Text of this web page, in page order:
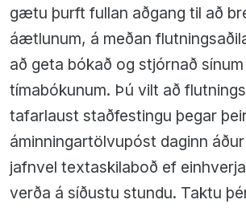
gætu þurft fullan aðgang til að
áætlunum, á meðan
að geta bókað og stjórnað sínum
tímabókunum. Þú vilt að
tafarlaust staðfestingu þegar
áminningartölvupóst daginn
jafnvel textaskilaboð ef
verða á síðustu stundu. Taktu